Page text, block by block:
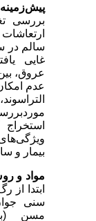
بررسی
ارتعاشات
سالم در
غایی
عروق، بین
عدم امکان
استخراج
ویژگی‌های
بیمار و
مواد و